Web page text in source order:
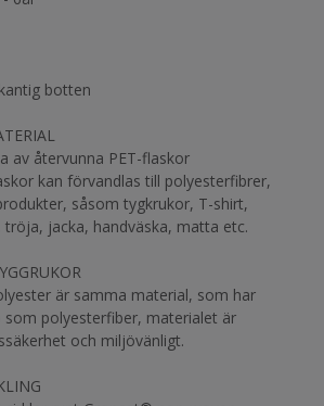
botten
av återvunna PET-flaskor
kan förvandlas till polyesterfibrer,
såsom tygkrukor, T-shirt,
tröja, jacka, handväska, matta etc.
är samma material, som har
som polyesterfiber, materialet är
och miljövänligt.